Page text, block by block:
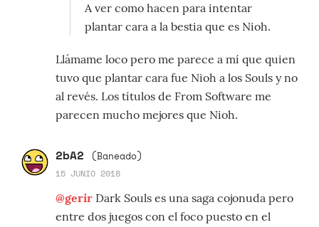
A ver como hacen para intentar
plantar cara a la bestia que es Nioh.
Llámame loco pero me parece a mí que quien
tuvo que plantar cara fue Nioh a los Souls y no
al revés. Los títulos de From Software me
parecen mucho mejores que Nioh.
2bA2 (Baneado)
15 JUNIO 2018
@gerir Dark Souls es una saga cojonuda pero
entre dos juegos con el foco puesto en el